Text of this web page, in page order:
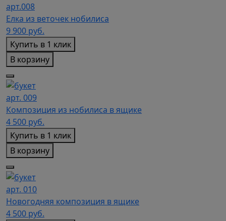
арт.008
Елка из веточек нобилиса
9 900 руб.
Купить в 1 клик
В корзину
арт. 009
Композиция из нобилиса в ящике
4 500 руб.
Купить в 1 клик
В корзину
арт. 010
Новогодняя композиция в ящике
4 500 руб.